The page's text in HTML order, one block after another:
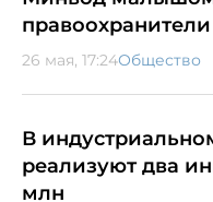
правоохранители
26 мая, 17:24Общество
В
реализуют два
млн